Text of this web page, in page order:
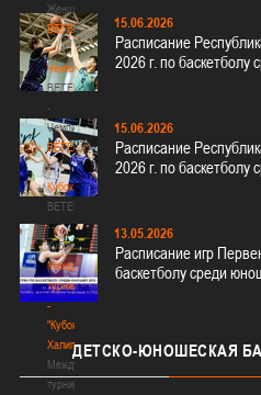
Женщины
BETERA
-
Чемпионат
BETERA
-
Чемпионат
BETERA
-
Кубок
BETERA
-
Кубок
Международный
турнир
-
"Кубок
Халипского"
Международный
турнир
15.06.2026
Расписание
2026 г. по баскетболу
15.06.2026
Расписание
2026 г. по баскетболу
13.05.2026
Расписание игр
баскетболу среди
ДЕТСКО-ЮНОШЕСКАЯ